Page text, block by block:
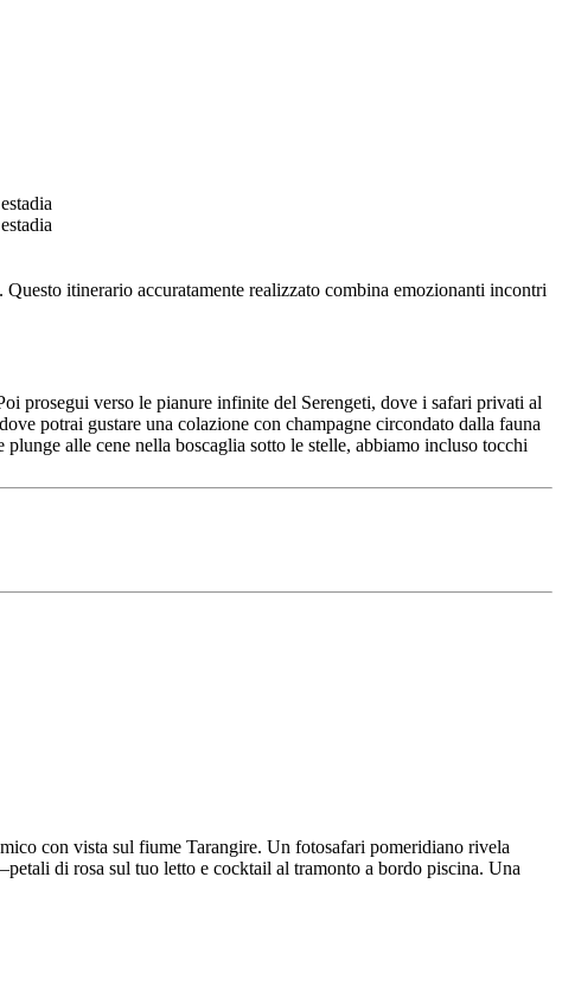
itinerario accuratamente realizzato combina emozionanti incontri
prosegui verso le pianure infinite del Serengeti, dove i safari privati al
potrai gustare una colazione con champagne circondato dalla fauna
alle cene nella boscaglia sotto le stelle, abbiamo incluso tocchi
con vista sul fiume Tarangire. Un fotosafari pomeridiano rivela
di rosa sul tuo letto e cocktail al tramonto a bordo piscina. Una